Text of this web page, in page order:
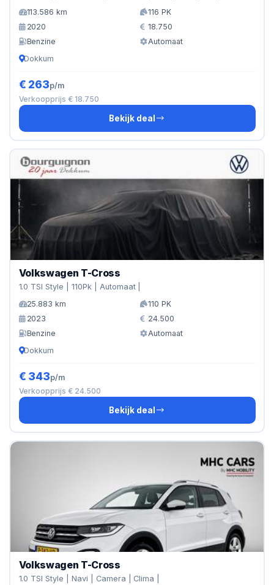
113.586 km
116 PK
2020
18.750
Benzine
Automaat
Dokkum
€ 263p/m
Verkoopprijs € 18.750
Bekijk deal
Volkswagen T-Cross
1.0 TSI Style | 110Pk | Automaat |
25.883 km
110 PK
2023
24.500
Benzine
Automaat
Dokkum
€ 343p/m
Verkoopprijs € 24.500
Bekijk deal
Volkswagen T-Cross
1.0 TSI Style | Navi | Camera | Clima |